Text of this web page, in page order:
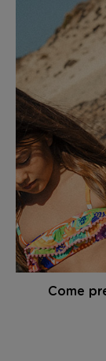
Come